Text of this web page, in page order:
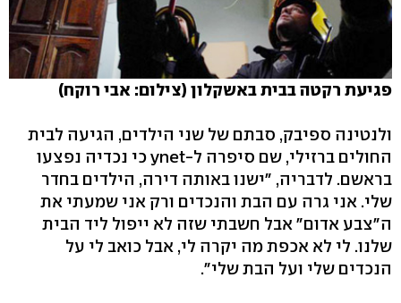
פגיעת רקטה בבית באשקלון (צילום: אבי רוקח)
ולנטינה ספיבק, סבתם של שני הילדים, הגיעה לבית
החולים ברזילי, שם סיפרה ל-ynet כי נכדיה נפצעו
בראשם. לדבריה, "ישנו באותה דירה, הילדים בחדר
שלי. אני גרה עם הבת והנכדים ורק אני שמעתי את
ה"צבע אדום" אבל חשבתי שזה לא ייפול ליד הבית
שלנו. לי לא אכפת מה יקרה לי, אבל כואב לי על
הנכדים שלי ועל הבת שלי".